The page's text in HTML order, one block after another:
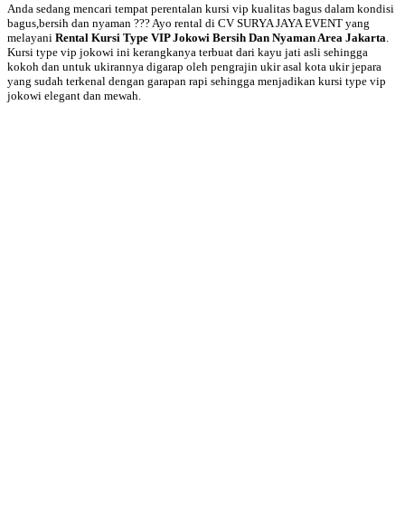
Anda sedang mencari tempat perentalan kursi vip kualitas bagus dalam kondisi
bagus,bersih dan nyaman ??? Ayo rental di CV SURYA JAYA EVENT yang
melayani Rental Kursi Type VIP Jokowi Bersih Dan Nyaman Area Jakarta
Kursi type vip jokowi ini kerangkanya terbuat dari kayu jati asli sehingga
kokoh dan untuk ukirannya digarap oleh pengrajin ukir asal kota ukir jepara
yang sudah terkenal dengan garapan rapi sehingga menjadikan kursi type vip
jokowi elegant dan mewah.